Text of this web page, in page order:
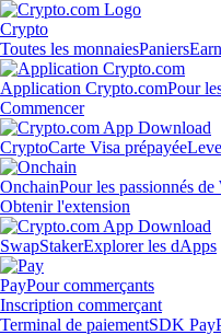
Crypto
Toutes les monnaiesPaniersEarn
Application Crypto.comPour
Commencer
CryptoCarte Visa prépayée
OnchainPour les passionnés de
Obtenir l'extension
SwapStakerExplorer les dApps
PayPour commerçants
Inscription commerçant
Terminal de paiementSDK Pay